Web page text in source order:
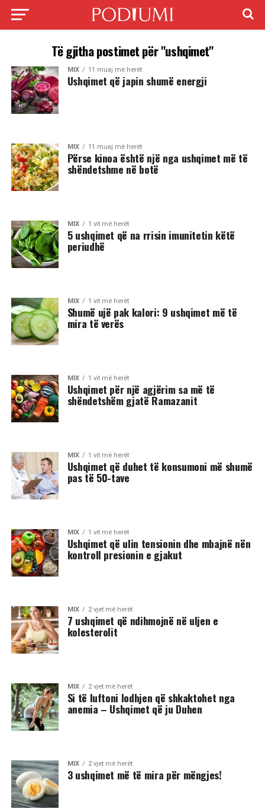
Të gjitha postimet për "ushqimet"
MIX 11 muaj më herët
Ushqimet që japin shumë energji
MIX 11 muaj më herët
Përse kinoa është një nga ushqimet më të
shëndetshme në botë
MIX 1 vit më herët
5 ushqimet që na rrisin imunitetin këtë
periudhë
MIX 1 vit më herët
Shumë ujë pak kalori: 9 ushqimet më të
mira të verës
MIX 1 vit më herët
Ushqimet për një agjërim sa më të
shëndetshëm gjatë Ramazanit
MIX 1 vit më herët
Ushqimet që duhet të konsumoni më shumë
pas të 50-tave
MIX 1 vit më herët
Ushqimet që ulin tensionin dhe mbajnë nën
kontroll presionin e gjakut
MIX 2 vjet më herët
7 ushqimet që ndihmojnë në uljen e
kolesterolit
MIX 2 vjet më herët
Si të luftoni lodhjen që shkaktohet nga
anemia – Ushqimet që ju Duhen
MIX 2 vjet më herët
3 ushqimet më të mira për mëngjes!